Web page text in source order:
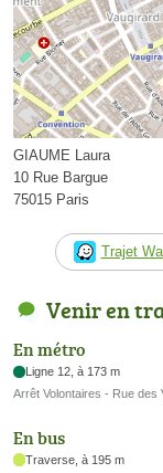
GIAUME Laura
10 Rue Bargue
75015 Paris
Trajet
Venir en
En métro
Ligne 12, à 173 m
Arrêt Volontaires - Rue des
En bus
Traverse, à 195 m